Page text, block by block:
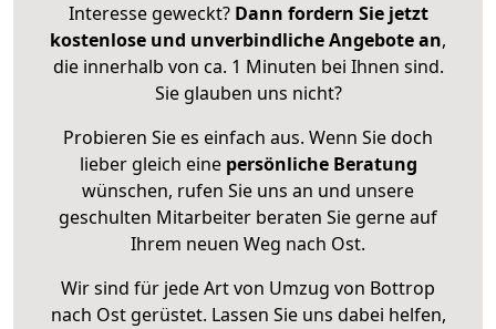
Interesse geweckt? Dann fordern Sie jetzt
kostenlose und unverbindliche Angebote an,
die innerhalb von ca. 1 Minuten bei Ihnen sind.
Sie glauben uns nicht?
Probieren Sie es einfach aus. Wenn Sie doch
lieber gleich eine persönliche Beratung
wünschen, rufen Sie uns an und unsere
geschulten Mitarbeiter beraten Sie gerne auf
Ihrem neuen Weg nach Ost.
Wir sind für jede Art von Umzug von Bottrop
nach Ost gerüstet. Lassen Sie uns dabei helfen,